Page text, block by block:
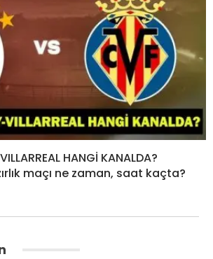
HANGİ KANALDA?
maçı ne zaman, saat kaçta?